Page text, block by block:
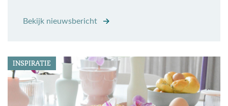
Bekijk nieuwsbericht
INSPIRATIE